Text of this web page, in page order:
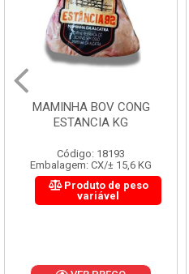
MAMINHA BOV CONG
ESTANCIA KG
Código: 18193
Embalagem: CX/± 15,6 KG
Produto de peso
variável